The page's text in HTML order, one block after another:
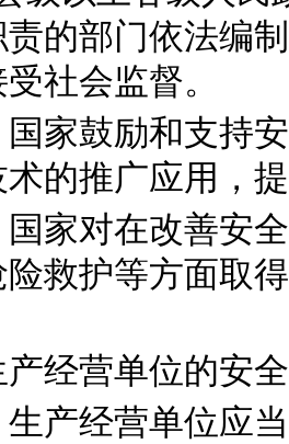
的部门依法编
社会监督。
家鼓励和支持
的推广应用，
家对在改善安
救护等方面取
经营单位的安
产经营单位应